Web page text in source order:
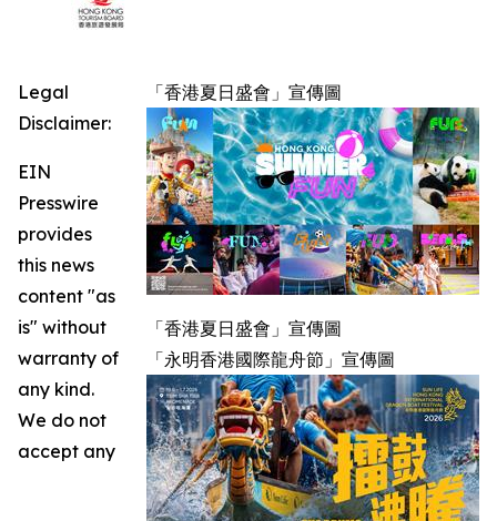
「香港夏日盛會」宣傳圖
「香港夏日盛會」宣傳圖
「永明香港國際龍舟節」宣傳圖
Legal
Disclaimer:
EIN
Presswire
provides
this news
content "as
is" without
warranty of
any kind.
We do not
accept any